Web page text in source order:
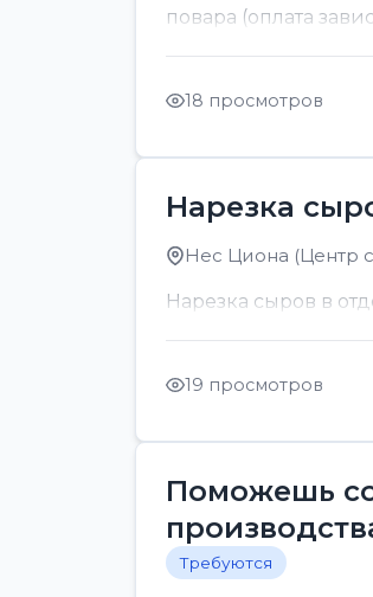
повара (оплата
18 просмотров
Нарезка
Нес Циона (Центр
Нарезка сыров в
19 просмотров
Поможешь
Требуются